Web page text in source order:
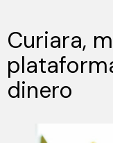
Curiara,
dinero